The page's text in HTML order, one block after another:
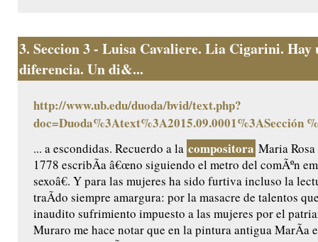
3. Seccion 3 - Luisa Cavaliere. Lia Cigarini. Hay
diferencia. Un di&...
http://www.ub.edu/duoda/bvid/text.php?
doc=Duoda%3Atext%3A2015.09.0001%3ASección
... a escondidas. Recuerdo a la compositora Maria
1778 escribÃ­a â€œno siguiendo el metro del comÃºn
sexoâ€. Y para las mujeres ha sido furtiva incluso la
traÃ­do siempre amargura: por la masacre de talentos
inaudito sufrimiento impuesto a las mujeres por el
Muraro me hace notar que en la pintura antigua MarÃ­a